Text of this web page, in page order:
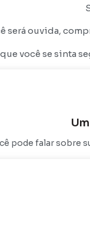
será ouvida,
você se sinta
pode falar sobre